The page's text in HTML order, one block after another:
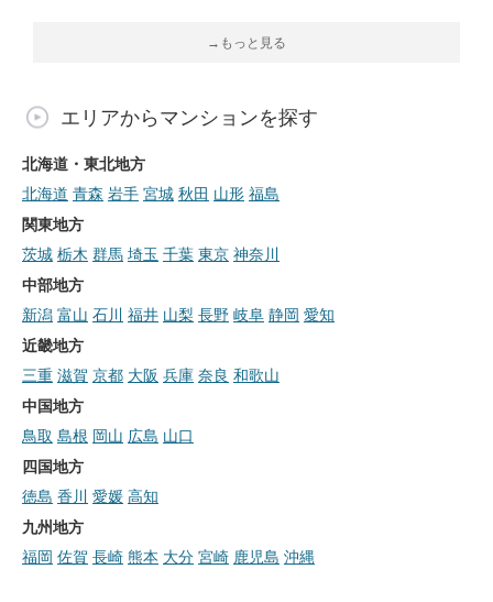
→もっと見る
エリアからマンションを探す
北海道・東北地方
北海道 青森 岩手 宮城 秋田 山形 福島
関東地方
茨城 栃木 群馬 埼玉 千葉 東京 神奈川
中部地方
新潟 富山 石川 福井 山梨 長野 岐阜 静岡 愛知
近畿地方
三重 滋賀 京都 大阪 兵庫 奈良 和歌山
中国地方
鳥取 島根 岡山 広島 山口
四国地方
徳島 香川 愛媛 高知
九州地方
福岡 佐賀 長崎 熊本 大分 宮崎 鹿児島 沖縄